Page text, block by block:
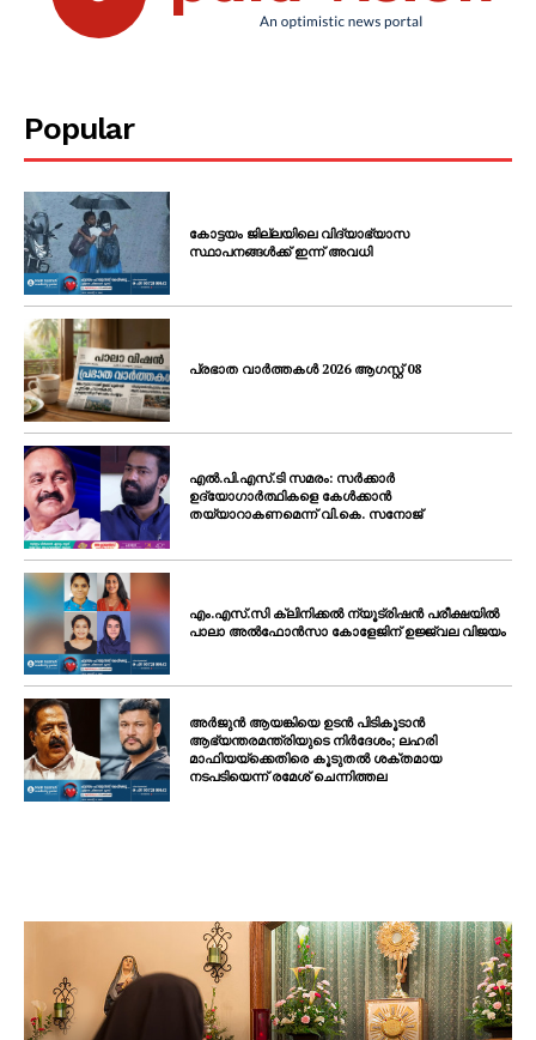
Popular
കോട്ടയം ജില്ലയിലെ വിദ്യാഭ്യാസ
സ്ഥാപനങ്ങൾക്ക് ഇന്ന് അവധി
പ്രഭാത വാർത്തകൾ 2026 ആഗസ്റ്റ് 08
എൽ.പി.എസ്.ടി സമരം: സർക്കാർ
ഉദ്യോഗാർത്ഥികളെ കേൾക്കാൻ
തയ്യാറാകണമെന്ന് വി.കെ. സനോജ്
എം.എസ്.സി ക്ലിനിക്കൽ ന്യൂട്രിഷൻ പരീക്ഷയിൽ
പാലാ അൽഫോൻസാ കോളേജിന് ഉജ്ജ്വല വിജയം
അർജുൻ ആയങ്കിയെ ഉടൻ പിടികൂടാൻ
ആഭ്യന്തരമന്ത്രിയുടെ നിർദേശം; ലഹരി
മാഫിയയ്ക്കെതിരെ കൂടുതൽ ശക്തമായ
നടപടിയെന്ന് രമേശ് ചെന്നിത്തല